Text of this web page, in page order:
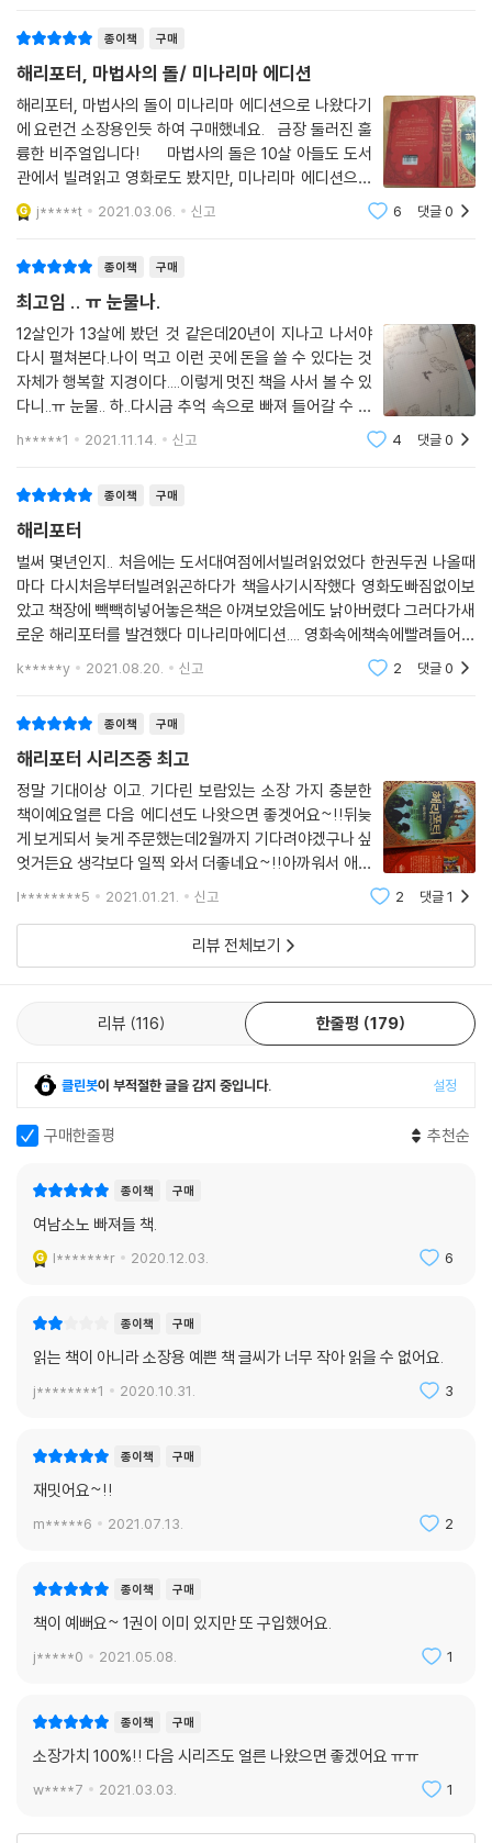
아 새롭게 번역을 한 텍스트를 수록했다. 새롭게 번역 작업을 거친 『해리
포터』 시리즈는 ‘21세기 고전’이라 불릴 만한 품격에 맞춰 작품의 완성도를
높였다. 7권 『해리 포터와 죽음의 성물』로 완간된 기존의 『해리 포터』 시리
즈는 빈틈없는 소설적 구성과 생생한 캐릭터 그리고 마법 세계를 정교하게
묘사하며 풍부한 상상력이 돋보이면서도 정밀한 세계관을 구축해 나갔다.
하지만 지금까지 출간된 책들은 J.K. 롤링이 펼쳐 나가는 판타지 세계의 규
모가 어느 정도이며 그 속에 어떠한 소설적 장치를 심어 놓았는지 알 수 없
지만, 시리즈의 특성상 편과 편을 이어 주며 작품 전체를 관통하는 서사의
그러다 보니 작가가 어느 장면에 복선을 깔아 두었고, 어느 장면이 작가가
창조한 세계관을 이해하는 중요한 역할을 하는지 의미를 파악하며 번역하
기에는 한계가 있었다. 이번에 선보이는 새 번역본에는 J.K. 롤링이 작품
속에 이룩해 놓은 문학적 성취가 완벽하게 구현되어 있다. 복선과 반전을
선사하는 문학적 장치들을 보다 정교하고 세련되게 다듬었으며, 인물들 사
뉘앙스까지 점검했다.
종이책 구매
해리포터, 마법사의 돌/ 미나리마 에디션
해리포터, 마법사의 돌이 미나리마 에디션으로 나왔다기
에 요런건 소장용인듯 하여 구매했네요. 금장 둘러진 훌
륭한 비주얼입니다! 마법사의 돌은 10살 아들도 도서
관에서 빌려읽고 영화로도 봤지만, 미나리마 에디션으로
나왔다기에~ 영국판으로 사고싶었지만... 아들이 당장 읽
어야하니 한국어판으로 구매했습니다. 거의 모든 페이지
j*****t 2021.03.06. 신고 6 댓글0
종이책 구매
최고임 .. ㅠ 눈물나.
12살인가 13살에 봤던 것 같은데20년이 지나고 나서야
다시 펼쳐본다.나이 먹고 이런 곳에 돈을 쓸 수 있다는 것
자체가 행복할 지경이다....이렇게 멋진 책을 사서 볼 수 있
다니..ㅠ 눈물.. 하..다시금 추억 속으로 빠져 들어갈 수 있
어서 너무 좋고..또 그것이 이렇게 아름답고 예쁜 책과 함
h*****1 2021.11.14. 신고 4 댓글0
종이책 구매
해리포터
벌써 몇년인지.. 처음에는 도서대여점에서빌려읽었었다 한권두권 나올때
마다 다시처음부터빌려읽곤하다가 책을사기시작했다 영화도빠짐없이보
았고 책장에 빽빽히넣어놓은책은 아껴보았음에도 낡아버렸다 그러다가새
로운 해리포터를 발견했다 미나리마에디션.... 영화속에책속에빨려들어가
는 듯하다너무좋다 그런데자꾸꺼내볼수가없다 또낡아버릴까봐...어쩌나
k*****y 2021.08.20. 신고 2 댓글0
종이책 구매
해리포터 시리즈중 최고
정말 기대이상 이고. 기다린 보람있는 소장 가지 충분한
책이예요얼른 다음 에디션도 나왓으면 좋겟어요~!!뒤늦
게 보게되서 늦게 주문했는데2월까지 기다려야겠구나 싶
엇거든요 생각보다 일찍 와서 더좋네요~!!아까워서 애한
테도 못보여줄거 같아요학교보내고 야금야금 조금씩 아
요다아는 내용인데도 좋네요ㅋ
l********5 2021.01.21. 신고 2 댓글1
리뷰 전체보기
리뷰 116 한줄평 179
클린봇이 부적절한 글을 감지 중입니다. 설정
구매한줄평 추천순
종이책 구매
여남소노 빠져들 책.
l*******r 2020.12.03. 6
종이책 구매
읽는 책이 아니라 소장용 예쁜 책 글씨가 너무 작아 읽을 수 없어요.
j********1 2020.10.31. 3
종이책 구매
재밋어요~!!
m*****6 2021.07.13. 2
종이책 구매
책이 예뻐요~ 1권이 이미 있지만 또 구입했어요.
j*****0 2021.05.08. 1
종이책 구매
소장가치 100%!! 다음 시리즈도 얼른 나왔으면 좋겠어요 ㅠㅠ
w****7 2021.03.03. 1